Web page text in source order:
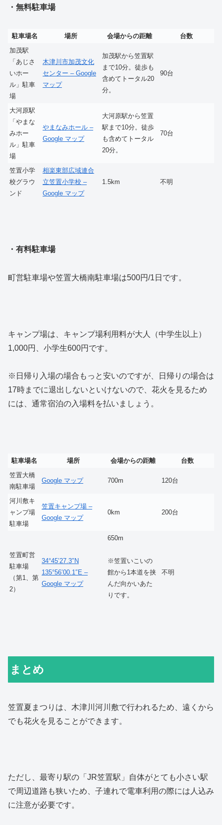
・無料駐車場
駐車場名 場所 会場からの距離
台数
加茂駅
「あじさ
いホー
ル」駐車
場
木津川市加茂文化
センター – Google
マップ
加茂駅から笠置駅
まで10分。徒歩も
含めてトータル20
分。
90台
大河原駅
「やまな
みホー
ル」駐車
場
やまなみホール –
Google マップ
大河原駅から笠置
駅まで10分。徒歩
も含めてトータル
20分。
70台
笠置小学
校グラウ
ンド
相楽東部広域連合
立笠置小学校 –
Google マップ
1.5km 不明
・有料駐車場
町営駐車場や笠置大橋南駐車場は500円/1日です。
キャンプ場は、キャンプ場利用料が大人（中学生以上）
1,000円、小学生600円です。
※日帰り入場の場合もっと安いのですが、日帰りの場合は
17時までに退出しないといけないので、花火を見るため
には、通常宿泊の入場料を払いましょう。
駐車場名 場所 会場からの距離
台数
笠置大橋
南駐車場
Google マップ 700m 120台
河川敷キ
ャンプ場
駐車場
笠置キャンプ場 –
Google マップ
0km 200台
笠置町営
駐車場
（第1、第
2）
34°45’27.3″N
135°56’00.1″E –
Google マップ
650m
※笠置いこいの
館から1本道を挟
んだ向かいあた
りです。
不明
まとめ
笠置夏まつりは、木津川河川敷で行われるため、遠くから
でも花火を見ることができます。
ただし、最寄り駅の「JR笠置駅」自体がとても小さい駅
で周辺道路も狭いため、子連れで電車利用の際には人込み
に注意が必要です。